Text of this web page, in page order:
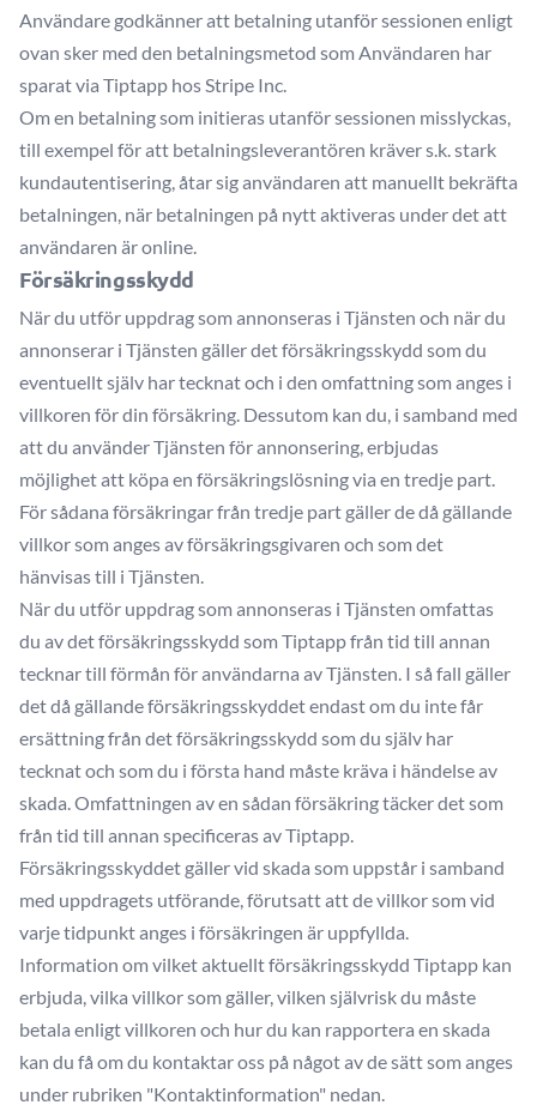
Användare godkänner att betalning utanför sessionen enligt
ovan sker med den betalningsmetod som Användaren har
sparat via Tiptapp hos Stripe Inc.
Om en betalning som initieras utanför sessionen misslyckas,
till exempel för att betalningsleverantören kräver s.k. stark
kundautentisering, åtar sig användaren att manuellt bekräfta
betalningen, när betalningen på nytt aktiveras under det att
användaren är online.
Försäkringsskydd
När du utför uppdrag som annonseras i Tjänsten och när du
annonserar i Tjänsten gäller det försäkringsskydd som du
eventuellt själv har tecknat och i den omfattning som anges i
villkoren för din försäkring. Dessutom kan du, i samband med
att du använder Tjänsten för annonsering, erbjudas
möjlighet att köpa en försäkringslösning via en tredje part.
För sådana försäkringar från tredje part gäller de då gällande
villkor som anges av försäkringsgivaren och som det
hänvisas till i Tjänsten.
När du utför uppdrag som annonseras i Tjänsten omfattas
du av det försäkringsskydd som Tiptapp från tid till annan
tecknar till förmån för användarna av Tjänsten. I så fall gäller
det då gällande försäkringsskyddet endast om du inte får
ersättning från det försäkringsskydd som du själv har
tecknat och som du i första hand måste kräva i händelse av
skada. Omfattningen av en sådan försäkring täcker det som
från tid till annan specificeras av Tiptapp.
Försäkringsskyddet gäller vid skada som uppstår i samband
med uppdragets utförande, förutsatt att de villkor som vid
varje tidpunkt anges i försäkringen är uppfyllda.
Information om vilket aktuellt försäkringsskydd Tiptapp kan
erbjuda, vilka villkor som gäller, vilken självrisk du måste
betala enligt villkoren och hur du kan rapportera en skada
kan du få om du kontaktar oss på något av de sätt som anges
under rubriken "Kontaktinformation" nedan.